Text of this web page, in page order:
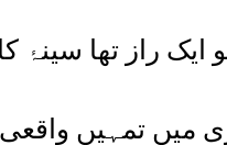
ایک راز تھا سینۂ
میں تمہیں